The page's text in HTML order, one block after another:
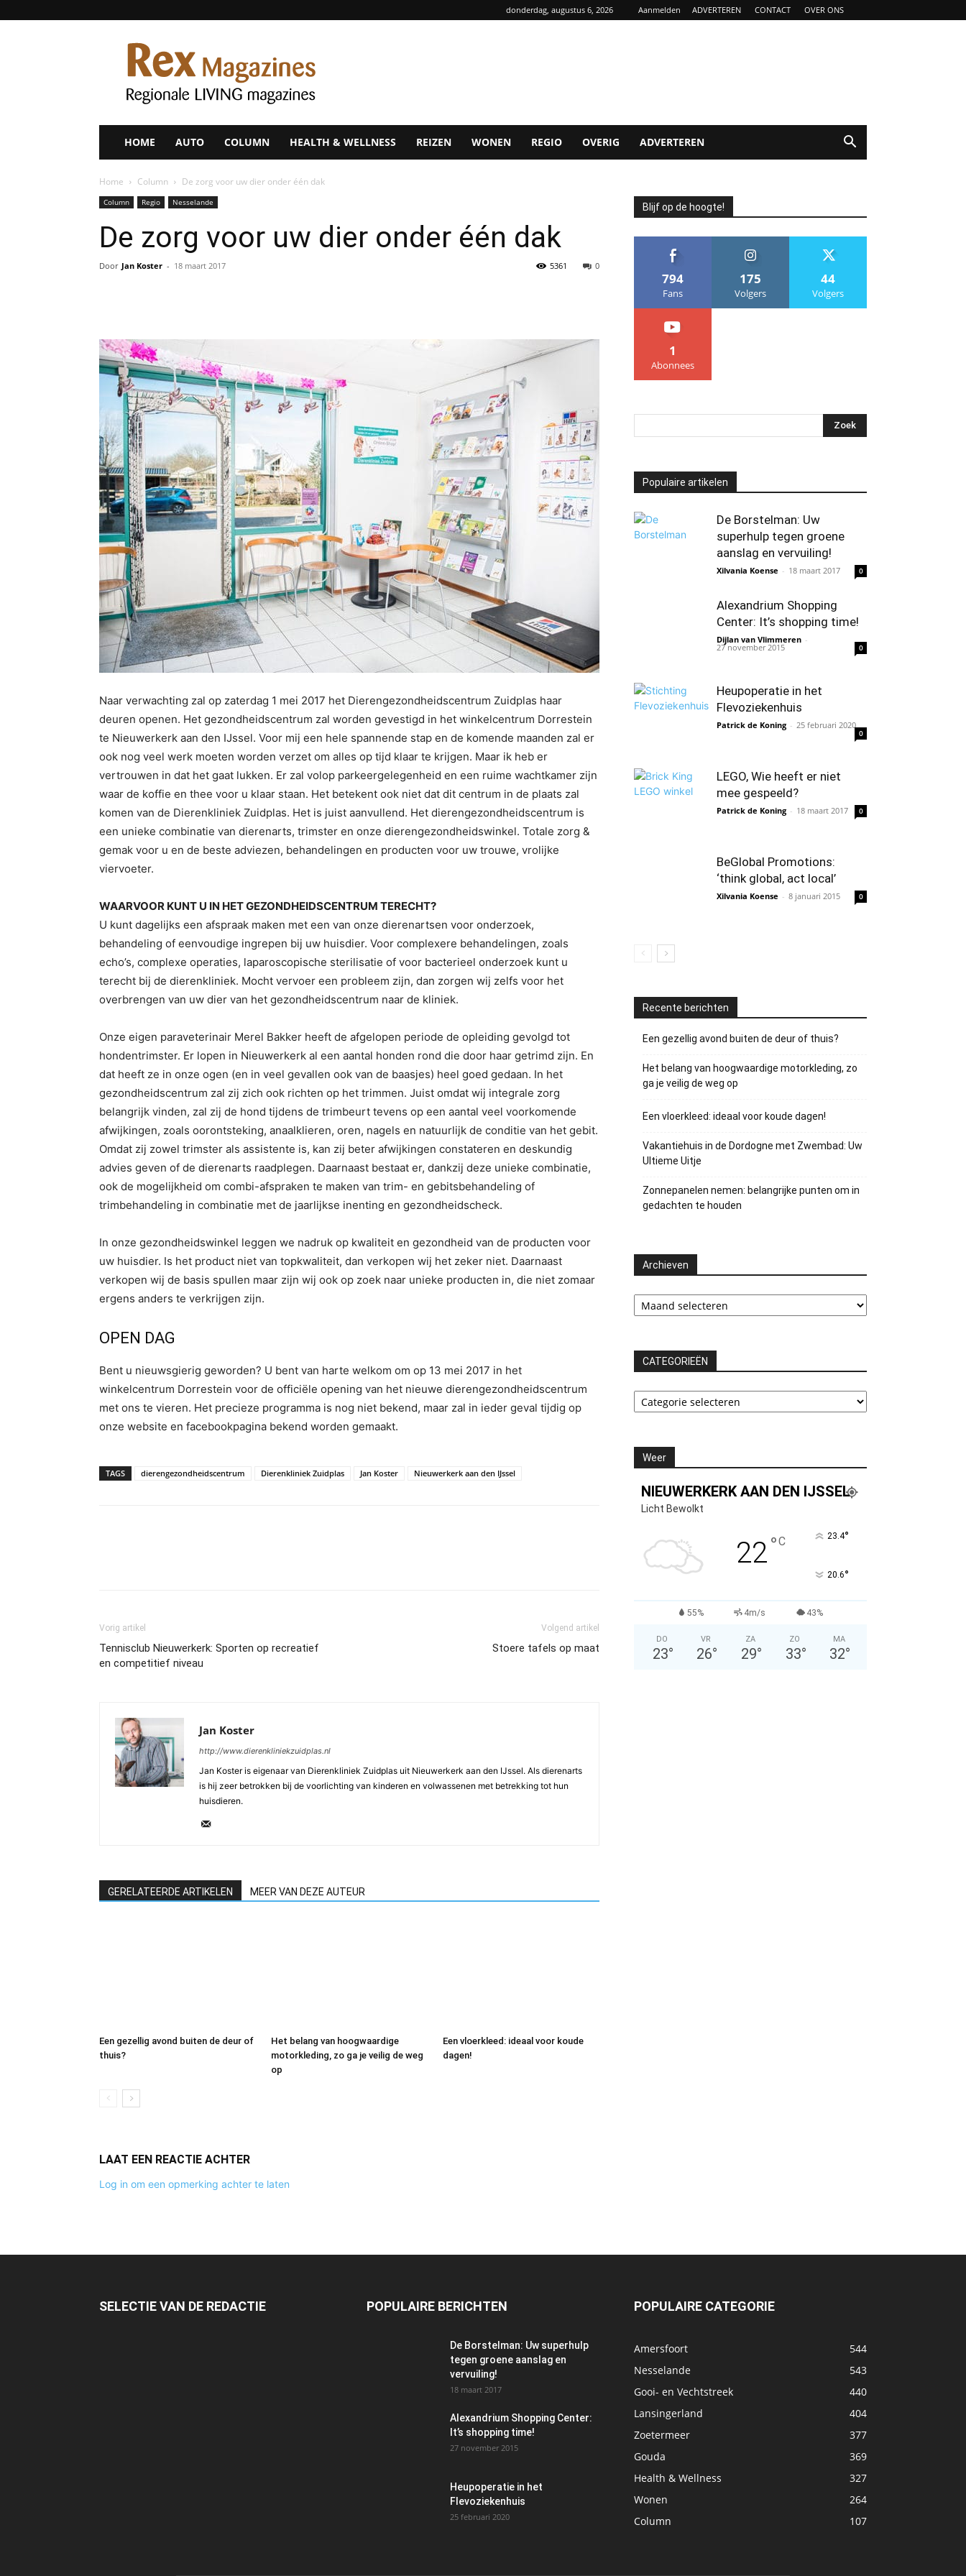
donderdag, augustus 6, 2026 Aanmelden ADVERTEREN CONTACT OVER ONS
Rex
Magazines
HOME AUTO COLUMN HEALTH & WELLNESS REIZEN WONEN REGIO OVERIG ADVERTEREN
Home Column De zorg voor uw dier onder één dak
Column Regio Nesselande
De zorg voor uw dier onder één dak
Door Jan Koster - 18 maart 2017 0
5361
Naar verwachting zal op zaterdag 1 mei 2017 het Dierengezondheidscentrum Zuidplas haar
deuren openen. Het gezondheidscentrum zal worden gevestigd in het winkelcentrum Dorrestein
te Nieuwerkerk aan den IJssel. Voor mij een hele spannende stap en de komende maanden zal er
ook nog veel werk moeten worden verzet om alles op tijd klaar te krijgen. Maar ik heb er
vertrouwen in dat het gaat lukken. Er zal volop parkeergelegenheid en een ruime wachtkamer zijn
waar de koffie en thee voor u klaar staan. Het betekent ook niet dat dit centrum in de plaats zal
komen van de Dierenkliniek Zuidplas. Het is juist aanvullend. Het dierengezondheidscentrum is
een unieke combinatie van dierenarts, trimster en onze dierengezondheidswinkel. Totale zorg &
gemak voor u en de beste adviezen, behandelingen en producten voor uw trouwe, vrolijke
viervoeter.
WAARVOOR KUNT U IN HET GEZONDHEIDSCENTRUM TERECHT?
U kunt dagelijks een afspraak maken met een van onze dierenartsen voor onderzoek,
behandeling of eenvoudige ingrepen bij uw huisdier. Voor complexere behandelingen, zoals
echo’s, complexe operaties, laparoscopische sterilisatie of voor bacterieel onderzoek kunt u
terecht bij de dierenkliniek. Mocht vervoer een probleem zijn, dan zorgen wij zelfs voor het
overbrengen van uw dier van het gezondheidscentrum naar de kliniek.
Onze eigen paraveterinair Merel Bakker heeft de afgelopen periode de opleiding gevolgd tot
hondentrimster. Er lopen in Nieuwerkerk al een aantal honden rond die door haar getrimd zijn. En
dat heeft ze in onze ogen (en in veel gevallen ook van de baasjes) heel goed gedaan. In het
gezondheidscentrum zal zij zich ook richten op het trimmen. Juist omdat wij integrale zorg
belangrijk vinden, zal zij de hond tijdens de trimbeurt tevens op een aantal veel voorkomende
afwijkingen, zoals oorontsteking, anaalklieren, oren, nagels en natuurlijk de conditie van het gebit.
Omdat zij zowel trimster als assistente is, kan zij beter afwijkingen constateren en deskundig
advies geven of de dierenarts raadplegen. Daarnaast bestaat er, dankzij deze unieke combinatie,
ook de mogelijkheid om combi-afspraken te maken van trim- en gebitsbehandeling of
trimbehandeling in combinatie met de jaarlijkse inenting en gezondheidscheck.
In onze gezondheidswinkel leggen we nadruk op kwaliteit en gezondheid van de producten voor
uw huisdier. Is het product niet van topkwaliteit, dan verkopen wij het zeker niet. Daarnaast
verkopen wij de basis spullen maar zijn wij ook op zoek naar unieke producten in, die niet zomaar
ergens anders te verkrijgen zijn.
OPEN DAG
Bent u nieuwsgierig geworden? U bent van harte welkom om op 13 mei 2017 in het
winkelcentrum Dorrestein voor de officiële opening van het nieuwe dierengezondheidscentrum
met ons te vieren. Het precieze programma is nog niet bekend, maar zal in ieder geval tijdig op
onze website en facebookpagina bekend worden gemaakt.
TAGS dierengezondheidscentrum Dierenkliniek Zuidplas Jan Koster Nieuwerkerk aan den IJssel
Vorig artikel
Tennisclub Nieuwerkerk: Sporten op recreatief
en competitief niveau
Volgend artikel
Stoere tafels op maat
Jan Koster
http://www.dierenkliniekzuidplas.nl
Jan Koster is eigenaar van Dierenkliniek Zuidplas uit Nieuwerkerk aan den IJssel. Als dierenarts
is hij zeer betrokken bij de voorlichting van kinderen en volwassenen met betrekking tot hun
huisdieren.
GERELATEERDE ARTIKELEN MEER VAN DEZE AUTEUR
Een gezellig avond buiten de deur of
thuis?
Het belang van hoogwaardige
motorkleding, zo ga je veilig de weg
op
Een vloerkleed: ideaal voor koude
dagen!
LAAT EEN REACTIE ACHTER
Log in om een opmerking achter te laten
Blijf op de hoogte!
794
Fans
175
Volgers
44
Volgers
1
Abonnees
Populaire artikelen
De Borstelman: Uw
superhulp tegen groene
aanslag en vervuiling!
Xilvania Koense - 18 maart 2017 0
Alexandrium Shopping
Center: It’s shopping time!
Dijlan van Vlimmeren -
27 november 2015 0
Heupoperatie in het
Flevoziekenhuis
Patrick de Koning - 25 februari 2020
0
LEGO, Wie heeft er niet
mee gespeeld?
Patrick de Koning - 18 maart 2017 0
BeGlobal Promotions:
‘think global, act local’
Xilvania Koense - 8 januari 2015 0
Recente berichten
Een gezellig avond buiten de deur of thuis?
Het belang van hoogwaardige motorkleding, zo
ga je veilig de weg op
Een vloerkleed: ideaal voor koude dagen!
Vakantiehuis in de Dordogne met Zwembad: Uw
Ultieme Uitje
Zonnepanelen nemen: belangrijke punten om in
gedachten te houden
Archieven
Archieven
CATEGORIEËN
CATEGORIEËN
Weer
NIEUWERKERK AAN DEN IJSSEL
Licht Bewolkt
22°C 23.4°
20.6°
55% 4m/s 43%
DO
23°
VR
26°
ZA
29°
ZO
33°
MA
32°
SELECTIE VAN DE REDACTIE POPULAIRE BERICHTEN
De Borstelman: Uw superhulp
tegen groene aanslag en
vervuiling!
18 maart 2017
Alexandrium Shopping Center:
It’s shopping time!
27 november 2015
Heupoperatie in het
Flevoziekenhuis
25 februari 2020
POPULAIRE CATEGORIE
Amersfoort
544
Nesselande
543
Gooi- en Vechtstreek
440
Lansingerland
404
Zoetermeer
377
Gouda
369
Health & Wellness
327
Wonen
264
Column
107